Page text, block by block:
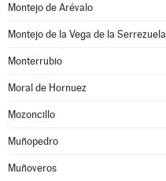
Montejo de Arévalo
Montejo de la Vega de la Serrezuela
Monterrubio
Moral de Hornuez
Mozoncillo
Muñopedro
Muñoveros